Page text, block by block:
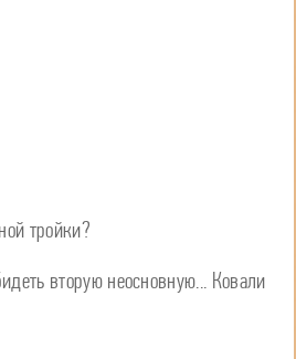
тройки?
вторую неосновную... Ковали